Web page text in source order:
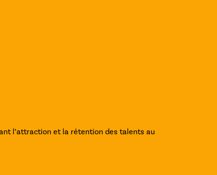
l’attraction et la rétention des talents au